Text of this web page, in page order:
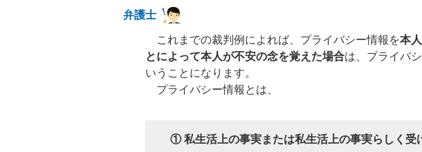
弁護士
これまでの裁判例によれば、プライバシー情報を本
とによって本人が不安の念を覚えた場合は、プライバ
いうことになります。
プライバシー情報とは、
① 私生活上の事実または私生活上の事実らしく受